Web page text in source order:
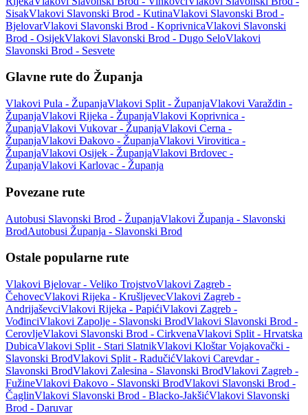
SisakVlakovi Slavonski Brod - KutinaVlakovi Slavonski Brod -
BjelovarVlakovi Slavonski Brod - KoprivnicaVlakovi Slavonski
Brod - OsijekVlakovi Slavonski Brod - Dugo SeloVlakovi
Slavonski Brod - Sesvete
Glavne rute do Županja
Vlakovi Pula - ŽupanjaVlakovi Split - ŽupanjaVlakovi Varaždin -
ŽupanjaVlakovi Rijeka - ŽupanjaVlakovi Koprivnica -
ŽupanjaVlakovi Vukovar - ŽupanjaVlakovi Cerna -
ŽupanjaVlakovi Đakovo - ŽupanjaVlakovi Virovitica -
ŽupanjaVlakovi Osijek - ŽupanjaVlakovi Brdovec -
ŽupanjaVlakovi Karlovac - Županja
Povezane rute
Autobusi Slavonski Brod - ŽupanjaVlakovi Županja - Slavonski
BrodAutobusi Županja - Slavonski Brod
Ostale popularne rute
Vlakovi Bjelovar - Veliko TrojstvoVlakovi Zagreb -
ČehovecVlakovi Rijeka - KrušljevecVlakovi Zagreb -
AndrijaševciVlakovi Rijeka - PapićiVlakovi Zagreb -
VođinciVlakovi Zapolje - Slavonski BrodVlakovi Slavonski Brod -
CerovljeVlakovi Slavonski Brod - CirkvenaVlakovi Split - Hrvatska
DubicaVlakovi Split - Stari SlatnikVlakovi Kloštar Vojakovački -
Slavonski BrodVlakovi Split - RadučićVlakovi Carevdar -
Slavonski BrodVlakovi Zalesina - Slavonski BrodVlakovi Zagreb -
FužineVlakovi Đakovo - Slavonski BrodVlakovi Slavonski Brod -
ČaglinVlakovi Slavonski Brod - Blacko-JakšićVlakovi Slavonski
Brod - Daruvar